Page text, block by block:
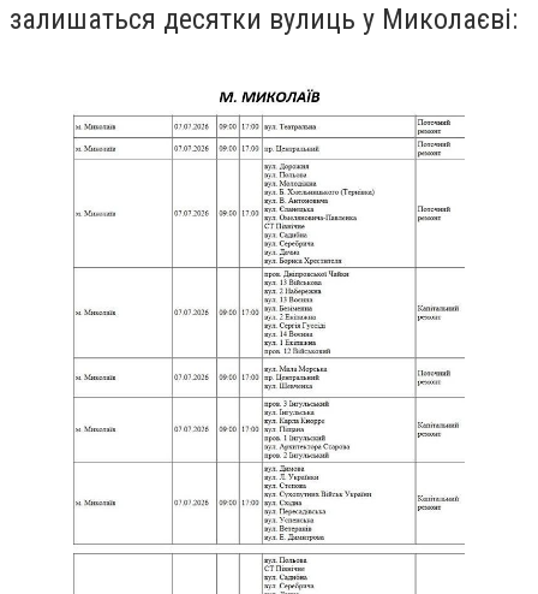
залишаться десятки вулиць у Миколаєві: